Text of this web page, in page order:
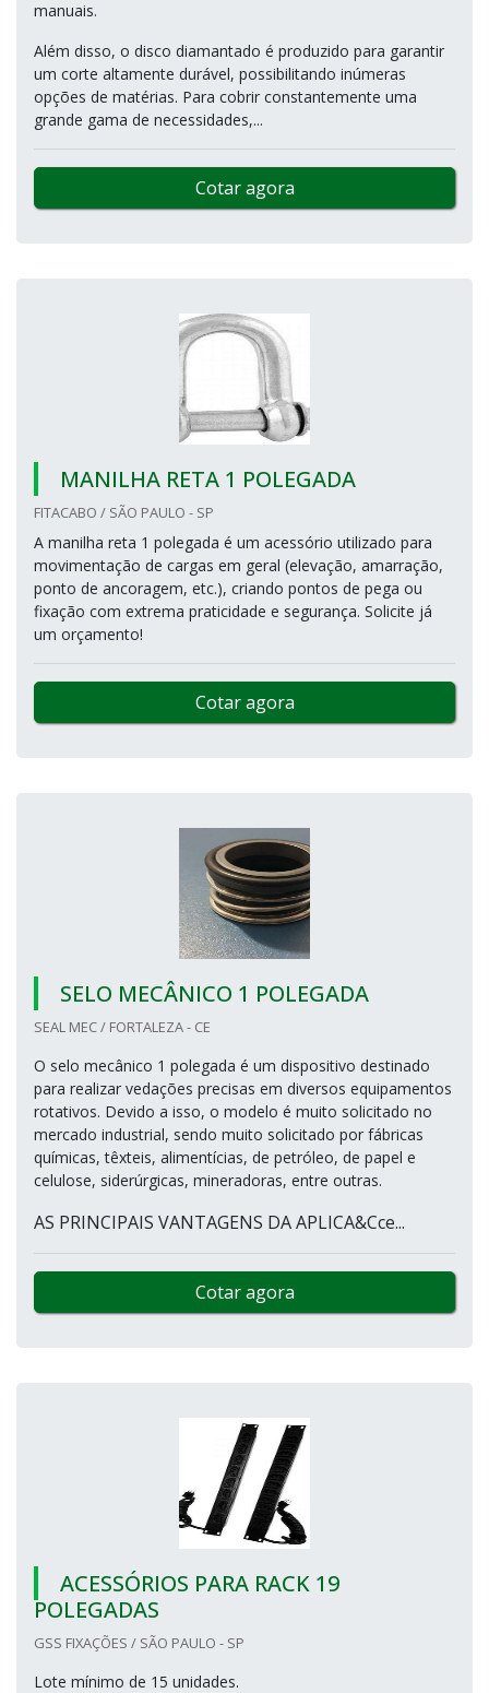
manuais.
Além disso, o disco diamantado é produzido para garantir
um corte altamente durável, possibilitando inúmeras
opções de matérias. Para cobrir constantemente uma
grande gama de necessidades,...
Cotar agora
MANILHA RETA 1 POLEGADA
FITACABO / SÃO PAULO - SP
A manilha reta 1 polegada é um acessório utilizado para
movimentação de cargas em geral (elevação, amarração,
ponto de ancoragem, etc.), criando pontos de pega ou
fixação com extrema praticidade e segurança. Solicite já
um orçamento!
Cotar agora
SELO MECÂNICO 1 POLEGADA
SEAL MEC / FORTALEZA - CE
O selo mecânico 1 polegada é um dispositivo destinado
para realizar vedações precisas em diversos equipamentos
rotativos. Devido a isso, o modelo é muito solicitado no
mercado industrial, sendo muito solicitado por fábricas
químicas, têxteis, alimentícias, de petróleo, de papel e
celulose, siderúrgicas, mineradoras, entre outras.
AS PRINCIPAIS VANTAGENS DA APLICA&Cce...
Cotar agora
ACESSÓRIOS PARA RACK 19
POLEGADAS
GSS FIXAÇÕES / SÃO PAULO - SP
Lote mínimo de 15 unidades.